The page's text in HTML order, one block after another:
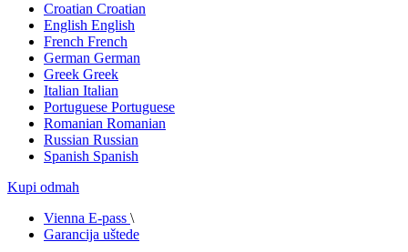
Croatian Croatian
English English
French French
German German
Greek Greek
Italian Italian
Portuguese Portuguese
Romanian Romanian
Russian Russian
Spanish Spanish
Kupi odmah
Vienna E-pass \
Garancija uštede